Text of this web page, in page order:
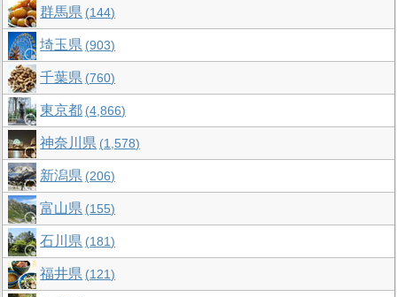
群馬県 144
埼玉県 903
千葉県 760
東京都 4,866
神奈川県 1,578
新潟県 206
富山県 155
石川県 181
福井県 121